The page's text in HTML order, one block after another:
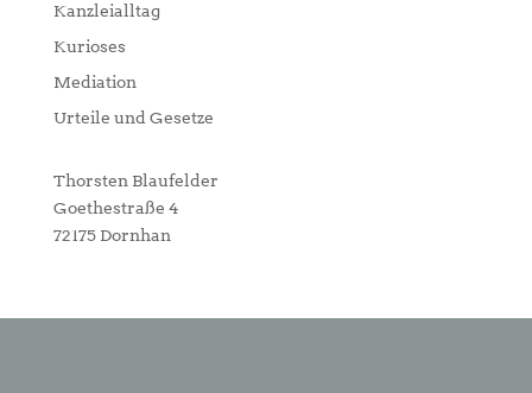
Kanzleialltag
Kurioses
Mediation
Urteile und Gesetze
Thorsten Blaufelder
Goethestraße 4
72175 Dornhan